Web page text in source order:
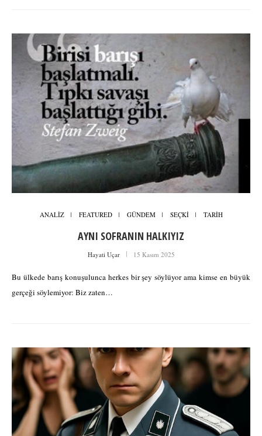
ANALİZ FEATURED GÜNDEM SEÇKİ TARİH
AYNI SOFRANIN HALKIYIZ
Hayati Uçar 15 Kasım 2025
Bu ülkede barış konuşulunca herkes bir şey söylüyor ama kimse en büyük
gerçeği söylemiyor: Biz zaten…